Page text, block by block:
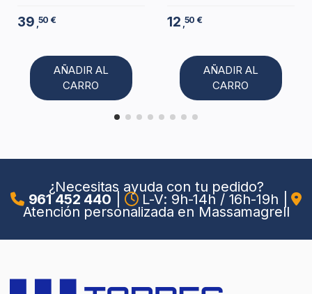
39 ,50 €
AÑADIR AL
CARRO
12 ,50 €
AÑADIR AL
CARRO
¿Necesitas ayuda con tu pedido?
961 452 440 L-V: 9h-14h / 16h-19h
Atención personalizada en Massamagrell